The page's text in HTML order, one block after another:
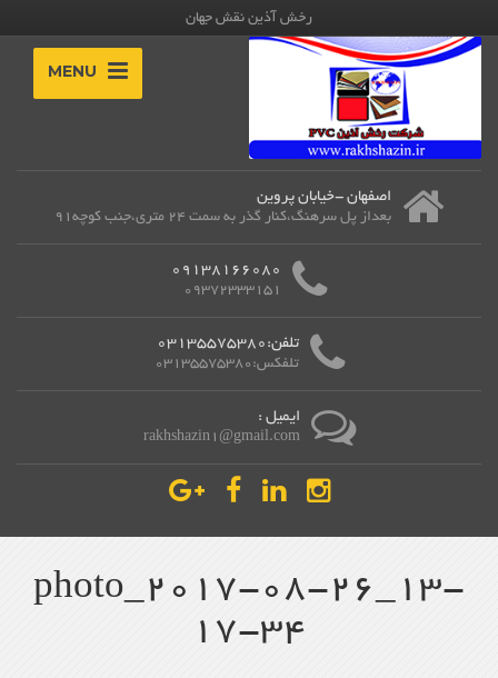
رخش آذین نقش جهان
MENU
اصفهان -خیابان پروین
بعداز پل سرهنگ،کنار گذر به سمت 24 متری،جنب کوچه91
09138166080
09372333151
تلفن:03135575380
تلفکس:03135575380
ایمیل :
rakhshazin1@gmail.com
photo_2017-08-26_13-
17-34